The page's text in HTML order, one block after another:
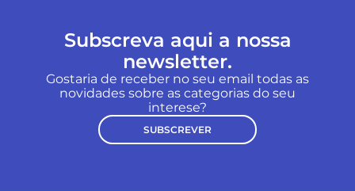
Subscreva aqui a nossa
newsletter.
Gostaria de receber no seu email todas as
novidades sobre as categorias do seu
interese?
SUBSCREVER